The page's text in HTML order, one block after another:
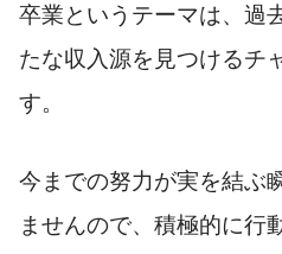
卒業というテーマは、過
たな収入源を見つけるチ
す。
今までの努力が実を結ぶ
ませんので、積極的に行